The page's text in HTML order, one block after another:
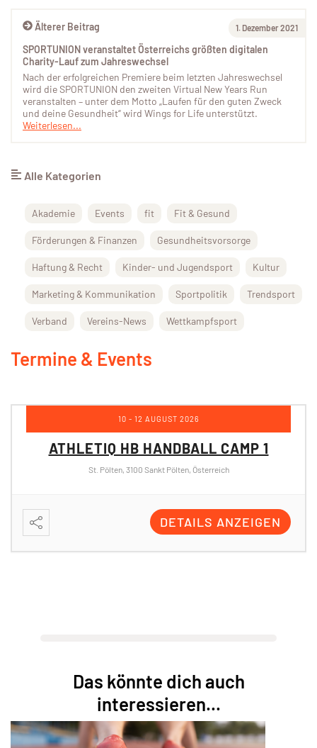
Älterer Beitrag 1. Dezember 2021
SPORTUNION veranstaltet Österreichs größten digitalen
Charity-Lauf zum Jahreswechsel
Nach der erfolgreichen Premiere beim letzten Jahreswechsel
wird die SPORTUNION den zweiten Virtual New Years Run
veranstalten – unter dem Motto „Laufen für den guten Zweck
und deine Gesundheit“ wird Wings for Life unterstützt.
Weiterlesen...
Alle Kategorien
Akademie Events fit Fit & Gesund
Förderungen & Finanzen Gesundheitsvorsorge
Haftung & Recht Kinder- und Jugendsport Kultur
Marketing & Kommunikation Sportpolitik Trendsport
Verband Vereins-News Wettkampfsport
Termine & Events
10 - 12 AUGUST 2026
ATHLETIQ HB HANDBALL CAMP 1
St. Pölten, 3100 Sankt Pölten, Österreich
DETAILS ANZEIGEN
Das könnte dich auch
interessieren...